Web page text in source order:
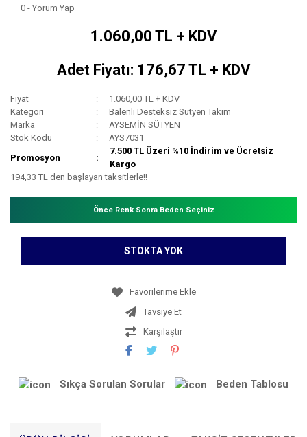
0 - Yorum Yap
1.060,00 TL + KDV
Adet Fiyatı: 176,67 TL + KDV
Fiyat
1.060,00 TL + KDV
Kategori
Balenli Desteksiz Sütyen Takım
Marka
AYSEMİN SÜTYEN
Stok Kodu
AYS7031
Promosyon
7.500 TL Üzeri %10 İndirim ve Ücretsiz
Kargo
194,33 TL den başlayan taksitlerle!!
Önce Renk Sonra Beden Seçiniz
STOKTA YOK
Tavsiye Et
Karşılaştır
Sıkça Sorulan Sorular Beden Tablosu